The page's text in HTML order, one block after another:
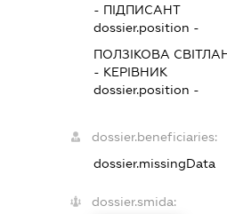
- ПІДПИСАНТ
dossier.position -
ПОЛЗІКОВА
- КЕРІВНИК
dossier.position -
dossier.beneficiaries:
dossier.missingData
dossier.smida: